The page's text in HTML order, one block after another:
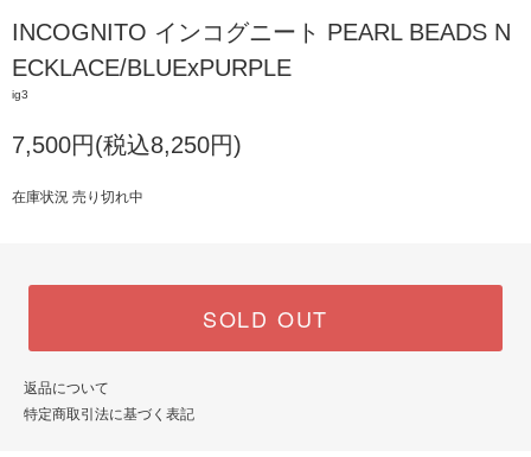
INCOGNITO インコグニート PEARL BEADS N
ECKLACE/BLUExPURPLE
ig3
7,500円(税込8,250円)
在庫状況 売り切れ中
SOLD OUT
返品について
特定商取引法に基づく表記